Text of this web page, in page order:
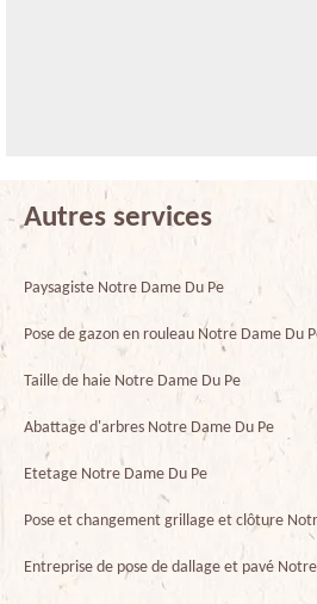
Autres services
Paysagiste Notre Dame Du Pe
Pose de gazon en rouleau Notre Dame Du
Taille de haie Notre Dame Du Pe
Abattage d'arbres Notre Dame Du Pe
Etetage Notre Dame Du Pe
Pose et changement grillage et clôture
Entreprise de pose de dallage et pavé